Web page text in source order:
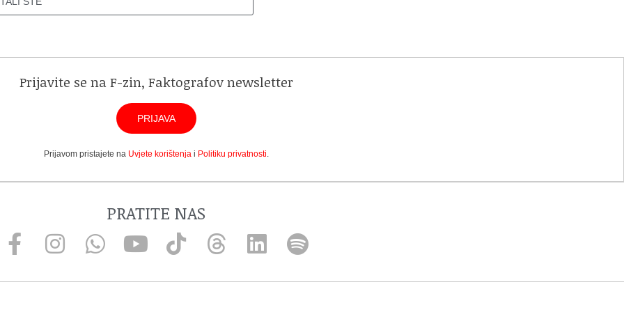
Prijavite se na F-zin, Faktografov newsletter
PRIJAVA
Prijavom pristajete na Uvjete korištenja i Politiku privatnosti
PRATITE NAS